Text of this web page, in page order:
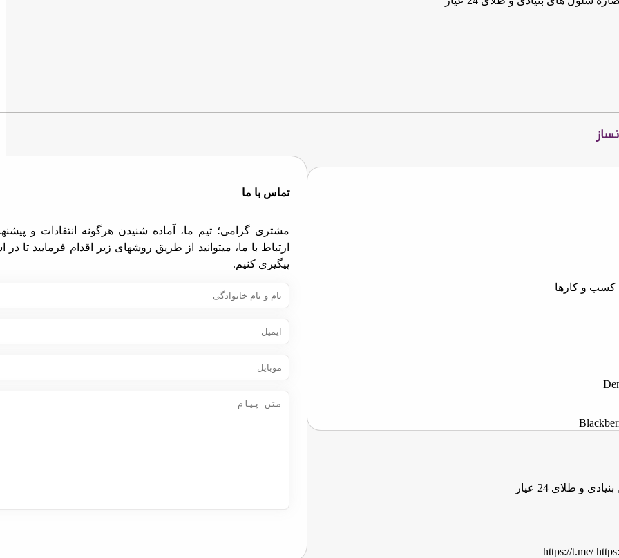
کسب و کارها
و طلای 24 عیار
https://t.me/
تماس با ما
مشتری گرامی؛ تیم ما، آماده شنیدن هرگونه انتقادات و
ارتباط با ما، میتوانید از طریق روشهای زیر اقدام فرمایید تا
پیگیری کنیم.